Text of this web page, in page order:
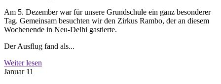
Am 5. Dezember war für unsere Grundschule ein ganz besonderer
Tag. Gemeinsam besuchten wir den Zirkus Rambo, der an diesem
Wochenende in Neu-Delhi gastierte.
Der Ausflug fand als...
Weiter lesen
Januar 11